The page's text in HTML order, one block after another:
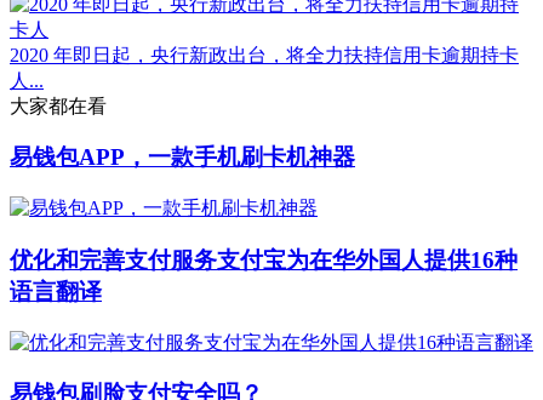
2020 年即日起，央行新政出台，将全力扶持信用卡逾期持卡
人...
大家都在看
易钱包APP，一款手机刷卡机神器
优化和完善支付服务支付宝为在华外国人提供16种
语言翻译
易钱包刷脸支付安全吗？